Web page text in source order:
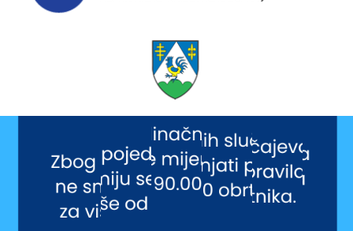
NOVI NAMETI ZA PAUŠALNE OBRTNIKE PRIJETNJA SU MALOM PODUZETNIŠTVU